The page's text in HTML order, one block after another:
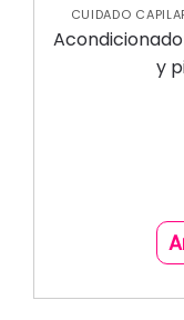
CUIDADO
y